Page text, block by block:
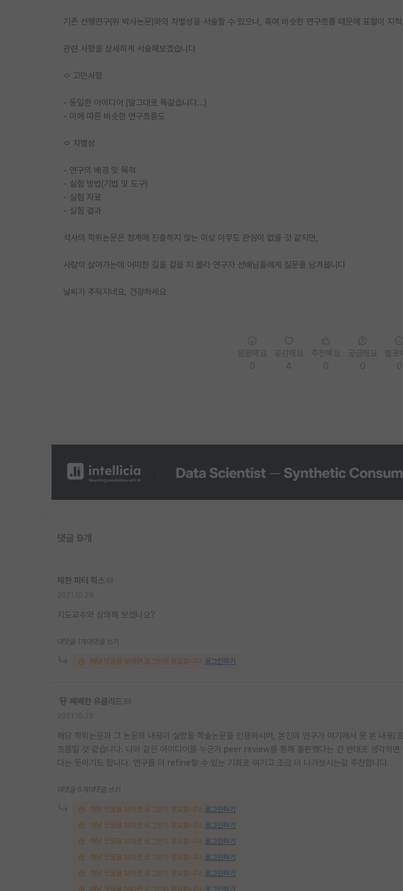
기존 선행연구(위 박사논문)와의 차별성을 서술할 수 있으나, 혹여 비슷한 연구흐름 때문에 표절이 지
관련 사항을 상세하게 서술해보겠습니다
ㅇ 고민사항
- 동일한 아이디어 (말그대로 똑같습니다...)
- 이에 따른 비슷한 연구흐름도
ㅇ 차별성
- 연구의 배경 및 목적
- 실험 방법(기법 및 도구)
- 실험 자료
- 실험 결과
석사의 학위논문은 정계에 진출하지 않는 이상 아무도 관심이 없을 것 같지만,
사람이 살아가는데 어떠한 길을 걸을 지 몰라 연구자 선배님들에게 질문을 남겨봅니다
날씨가 추워지네요, 건강하세요
댓글 9개
체한 피터 힉스
지도교수와 상의해 보셨나요?
대댓글 1개 대댓글 쓰기
해당 댓글을 보려면 로그인이 필요합니다. 로그인하기
쩨쩨한 유클리드
해당 학위논문과 그 논문의 내용이 실렸을 학술논문을 인용하시며, 본인의 연구가 여기에서 못 본 내용/
흐름일 것 같습니다. 나와 같은 아이디어를 누군가 peer review를 통해 출판했다는 건 반대로 생각하
다는 뜻이기도 합니다. 연구를 더 refine할 수 있는 기회로 여기고 조금 더 나가보시는걸 추천합니다.
대댓글 6개 대댓글 쓰기
해당 댓글을 보려면 로그인이 필요합니다. 로그인하기
해당 댓글을 보려면 로그인이 필요합니다. 로그인하기
해당 댓글을 보려면 로그인이 필요합니다. 로그인하기
해당 댓글을 보려면 로그인이 필요합니다. 로그인하기
해당 댓글을 보려면 로그인이 필요합니다. 로그인하기
해당 댓글을 보려면 로그인이 필요합니다. 로그인하기